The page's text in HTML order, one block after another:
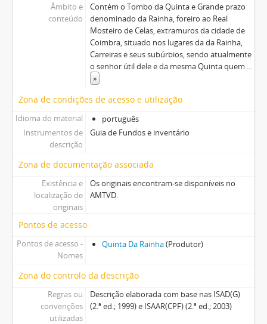
Âmbito e
conteúdo
Contém o Tombo da Quinta e Grande prazo
denominado da Rainha, foreiro ao Real
Mosteiro de Celas, extramuros da cidade de
Coimbra, situado nos lugares da da Rainha,
Carreiras e seus subúrbios, sendo atualmente
o senhor útil dele e da mesma Quinta quem
»
Zona de condições de acesso e utilização
Idioma do material
português
Instrumentos de
descrição
Guia de Fundos e inventário
Zona de documentação associada
Existência e
localização de
originais
Os originais encontram-se disponíveis no
AMTVD.
Pontos de acesso
Pontos de acesso -
Nomes
Quinta Da Rainha(Produtor)
Zona do controlo da descrição
Regras ou
convenções
utilizadas
Descrição elaborada com base nas ISAD(G)
(2.ª ed.; 1999) e ISAAR(CPF) (2.ª ed.; 2003)